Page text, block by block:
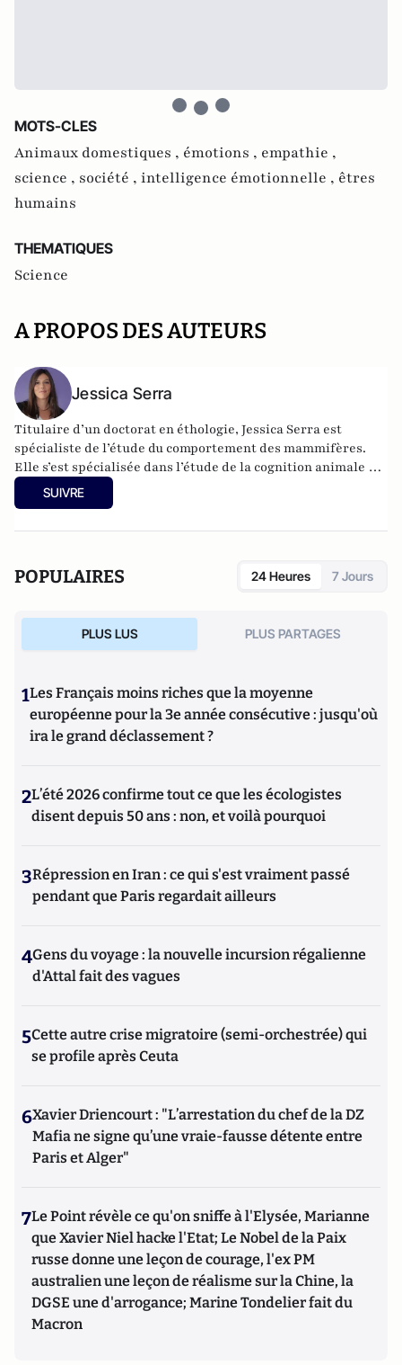
MOTS-CLES
Animaux domestiques , émotions , empathie ,
science , société , intelligence émotionnelle , êtres
humains
THEMATIQUES
Science
A PROPOS DES AUTEURS
Jessica Serra
Titulaire d’un doctorat en éthologie, Jessica Serra est
spécialiste de l’étude du comportement des mammifères.
Elle s’est spécialisée dans l’étude de la cognition animale et
a travaillé en tant que chercheuse pendant plus de 15 ans.
Elle est l’auteure de plusieurs essais scientifiques dont «
regroupe des chercheurs en éthologie et propose à travers
les univers sensoriels et cognitifs des non-humains en
évitant l’écueil de l’anthropomorphisme : « Et si, au lieu de
serra.com
SUIVRE
POPULAIRES 24 Heures 7 Jours
PLUS LUS PLUS PARTAGES
1Les Français moins riches que la moyenne
européenne pour la 3e année consécutive : jusqu'où
ira le grand déclassement ?
2L’été 2026 confirme tout ce que les écologistes
disent depuis 50 ans : non, et voilà pourquoi
3Répression en Iran : ce qui s'est vraiment passé
pendant que Paris regardait ailleurs
4Gens du voyage : la nouvelle incursion régalienne
d'Attal fait des vagues
5Cette autre crise migratoire (semi-orchestrée) qui
se profile après Ceuta
6Xavier Driencourt : "L’arrestation du chef de la DZ
Mafia ne signe qu’une vraie-fausse détente entre
Paris et Alger"
7Le Point révèle ce qu'on sniffe à l'Elysée, Marianne
que Xavier Niel hacke l'Etat; Le Nobel de la Paix
russe donne une leçon de courage, l'ex PM
australien une leçon de réalisme sur la Chine, la
DGSE une d'arrogance; Marine Tondelier fait du
Macron